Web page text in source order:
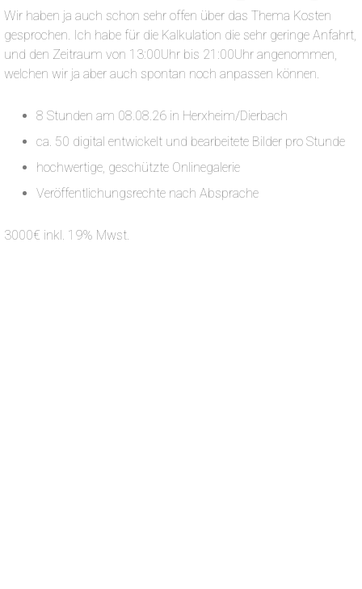
Wir haben ja auch schon sehr offen über das Thema Kosten
gesprochen. Ich habe für die Kalkulation die sehr geringe Anfahrt,
und den Zeitraum von 13:00Uhr bis 21:00Uhr angenommen,
welchen wir ja aber auch spontan noch anpassen können.
8 Stunden am 08.08.26 in Herxheim/Dierbach
ca. 50 digital entwickelt und bearbeitete Bilder pro Stunde
hochwertige, geschützte Onlinegalerie
Veröffentlichungsrechte nach Absprache
3000€ inkl. 19% Mwst.